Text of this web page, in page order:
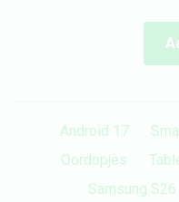
Android 17
Oordopjes
Samsung S26